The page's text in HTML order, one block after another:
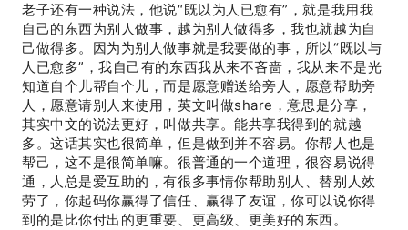
老子还有一种说法，他说“既以为人已愈有”，就是我用我
自己的东西为别人做事，越为别人做得多，我也就越为自
己做得多。因为为别人做事就是我要做的事，所以“既以与
人已愈多”，我自己有的东西我从来不吝啬，我从来不是光
知道自个儿帮自个儿，而是愿意赠送给旁人，愿意帮助旁
人，愿意请别人来使用，英文叫做share，意思是分享，
其实中文的说法更好，叫做共享。能共享我得到的就越
多。这话其实也很简单，但是做到并不容易。你帮人也是
帮己，这不是很简单嘛。很普通的一个道理，很容易说得
通，人总是爱互助的，有很多事情你帮助别人、替别人效
劳了，你起码你赢得了信任、赢得了友谊，你可以说你得
到的是比你付出的更重要、更高级、更美好的东西。